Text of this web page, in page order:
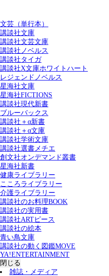
文芸（単行本）
講談社文庫
講談社文芸文庫
講談社ノベルス
講談社タイガ
講談社X文庫ホワイトハート
レジェンドノベルス
星海社文庫
星海社FICTIONS
講談社現代新書
ブルーバックス
講談社＋α新書
講談社＋α文庫
講談社学術文庫
講談社選書メチエ
創文社オンデマンド叢書
星海社新書
健康ライブラリー
こころライブラリー
介護ライブラリー
講談社のお料理BOOK
講談社の実用書
講談社ARTピース
講談社の絵本
青い鳥文庫
講談社の動く図鑑MOVE
YA!ENTERTAINMENT
閉じる
雑誌・メディア